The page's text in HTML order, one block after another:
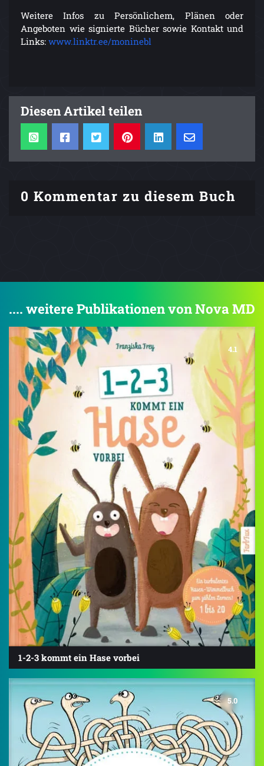
Weitere Infos zu Persönlichem, Plänen oder
Angeboten wie signierte Bücher sowie Kontakt und
Links: www.linktr.ee/moninebl
Diesen Artikel teilen
0 Kommentar zu diesem Buch
.... weitere Publikationen von Nova MD
4.1
1-2-3 kommt ein Hase vorbei
5.0